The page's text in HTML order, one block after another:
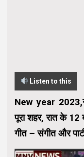
Listen to this
New year
पूरा शहर, रात के
गीत – संगीत और